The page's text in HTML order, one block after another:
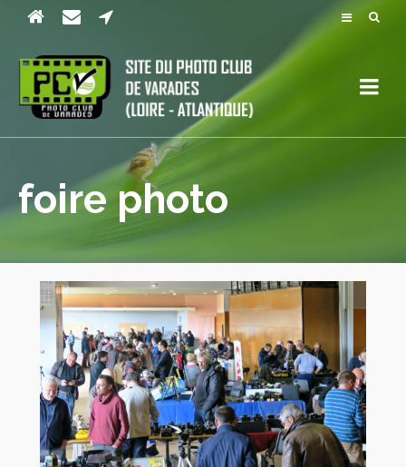
foire photo